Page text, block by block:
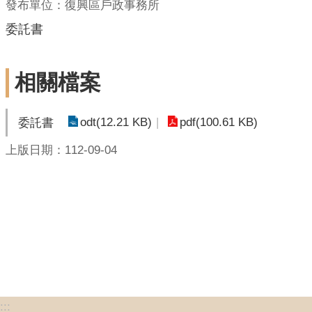
發布單位：復興區戶政事務所
委託書
相關檔案
委託書 odt(12.21 KB) pdf(100.61 KB)
上版日期：112-09-04
:::